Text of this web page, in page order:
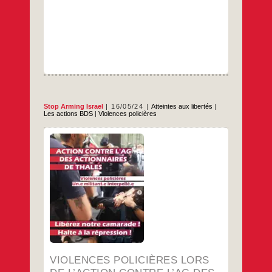
Stop Arming Israel 16/05/24 Atteintes aux libertés |
Les actions BDS |Violences policières
VIOLENCES POLICIÈRES LORS
Bonjour à toutes et tous, Ce mercredi 15
mai 2024, nous commémorons 76 ans de
Nakba en Palestine. Ce mercredi 15 mai
2024, ironie du calendrier, se tenait
également l’assemblée générale des
actionnaires de Thales, dans un luxueux
auditorium de l’avenue George V, à deux
pas des Champs-Élysées. En réponse
…
Violences
policières
lors
de
l’action
l’AG
des